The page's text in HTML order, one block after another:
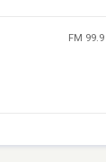
FM 99.9